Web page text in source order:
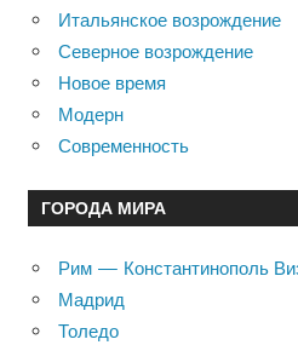
Итальянское возрождение
Северное возрождение
Новое время
Модерн
Современность
ГОРОДА МИРА
Рим — Константинополь
Мадрид
Толедо